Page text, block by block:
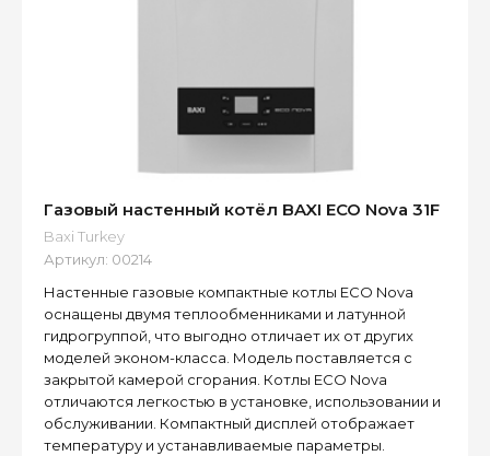
Газовый настенный котёл BAXI ECO Nova 31F
Baxi Turkey
Артикул: 00214
Настенные газовые компактные котлы ECO Nova
оснащены двумя теплообменниками и латунной
гидрогруппой, что выгодно отличает их от других
моделей эконом-класса. Модель поставляется с
закрытой камерой сгорания. Котлы ECO Nova
отличаются легкостью в установке, использовании и
обслуживании. Компактный дисплей отображает
температуру и устанавливаемые параметры.